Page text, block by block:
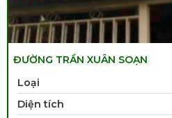
ĐƯỜNG TRẦN XUÂN SOẠN
Loại
Diện tích